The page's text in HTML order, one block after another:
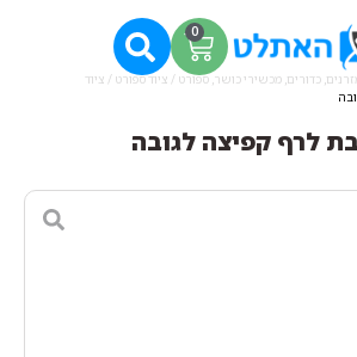
0
כדורים, מכשירי כושר, ספורט / ציוד ספורט / ציוד
לרף קפיצה לגובה